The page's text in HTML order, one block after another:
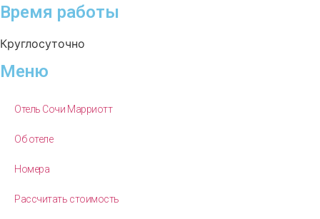
Время работы
Круглосуточно
Меню
Отель Сочи Марриотт
Об отеле
Номера
Рассчитать стоимость